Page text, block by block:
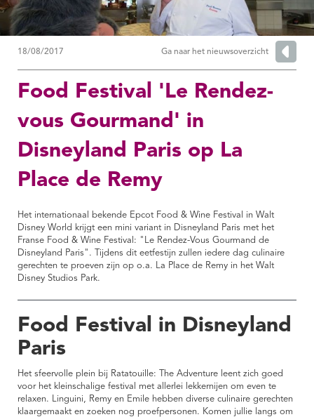
18/08/2017 Ga naar het nieuwsoverzicht
Food Festival 'Le Rendez-
vous Gourmand' in
Disneyland Paris op La
Place de Remy
Het internationaal bekende Epcot Food & Wine Festival in Walt
Disney World krijgt een mini variant in Disneyland Paris met het
Franse Food & Wine Festival: "Le Rendez-Vous Gourmand de
Disneyland Paris". Tijdens dit eetfestijn zullen iedere dag culinaire
gerechten te proeven zijn op o.a. La Place de Remy in het Walt
Disney Studios Park.
Food Festival in Disneyland
Paris
Het sfeervolle plein bij Ratatouille: The Adventure leent zich goed
voor het kleinschalige festival met allerlei lekkernijen om even te
relaxen. Linguini, Remy en Emile hebben diverse culinaire gerechten
klaargemaakt en zoeken nog proefpersonen. Komen jullie langs om